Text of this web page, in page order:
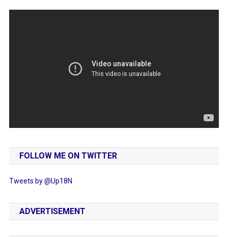
FOLLOW ME ON TWITTER
Tweets by @Up18N
ADVERTISEMENT